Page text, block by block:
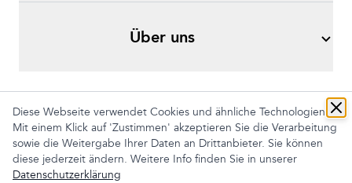
Diese Webseite verwendet Cookies und ähnliche Technologien.
Mit einem Klick auf 'Zustimmen' akzeptieren Sie die Verarbeitung
sowie die Weitergabe Ihrer Daten an Drittanbieter. Sie können
diese jederzeit ändern. Weitere Info finden Sie in unserer
Datenschutzerklärung
Über uns
Impressum AGB
Datenschutz
Cookies anpassen